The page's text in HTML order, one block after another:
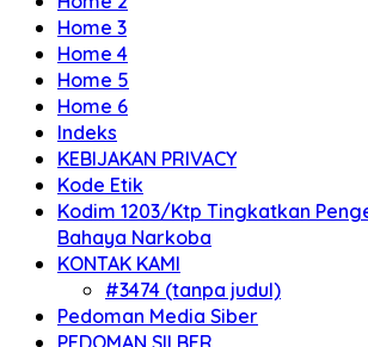
Home 3
Home 4
Home 5
Home 6
Indeks
KEBIJAKAN PRIVACY
Kode Etik
Kodim 1203/Ktp Tingkatkan
Bahaya Narkoba
KONTAK KAMI
#3474 (tanpa judul)
Pedoman Media Siber
PEDOMAN SILBER